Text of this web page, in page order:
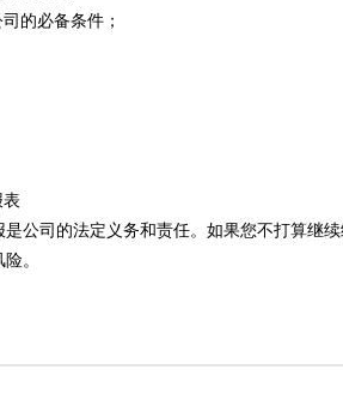
的必备条件；
表
公司的法定义务和责任。如果您不打算继
。